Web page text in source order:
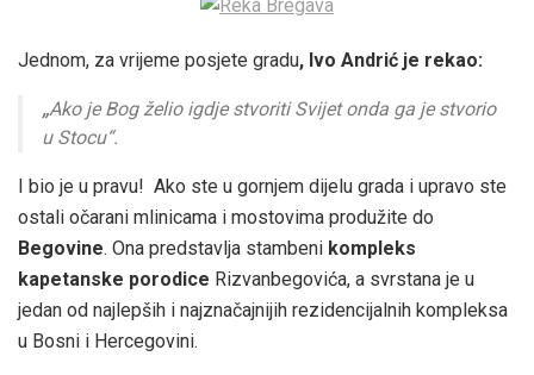
Jednom, za vrijeme posjete gradu, Ivo Andrić je rekao:
„Ako je Bog želio igdje stvoriti Svijet onda ga je stvorio
u Stocu“.
I bio je u pravu! Ako ste u gornjem dijelu grada i upravo ste
ostali očarani mlinicama i mostovima produžite do
Begovine. Ona predstavlja stambeni kompleks
kapetanske porodice Rizvanbegovića, a svrstana je u
jedan od najlepših i najznačajnijih rezidencijalnih kompleksa
u Bosni i Hercegovini.